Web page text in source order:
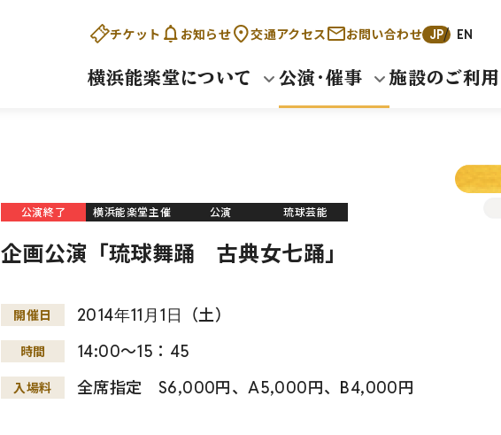
チケット お知らせ 交通アクセス お問い合わせ JP EN
横浜能楽堂について 公演・催事 施設のご利用
公演終了 横浜能楽堂主催 公演 琉球芸能
企画公演「琉球舞踊 古典女七踊」
開催日 2014年11 月 1日 （土）
時間 14:00～15：45
入場料 全席指定 S6,000円、A5,000円、B4,000円